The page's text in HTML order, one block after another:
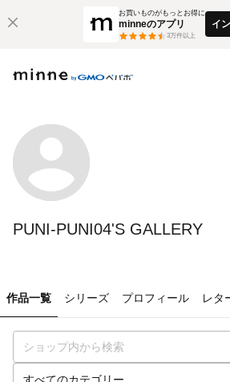
お買いものがもっとお得に
minneのアプリ
3万件以上
イ
PUNI-PUNI04'S GALLERY
作品一覧 シリーズ プロフィール レタ